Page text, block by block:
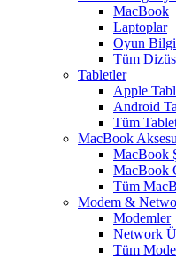
MacBook
Laptoplar
Oyun
Tüm
Tabletler
Apple
Android
Tüm
MacBook
MacBook
MacBook
Tüm
Modem &
Modemler
Network
Tüm